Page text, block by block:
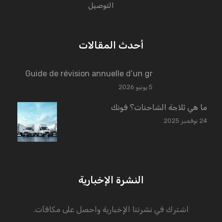
التوصيل
أحدث المقالات
Guide de révision annuelle d’un gr
5 يونيو 2026
ما هي ثلاجة الشاحنات؟ فونك
24 نوفمبر 2025
النشرة الإخبارية
اشترك في نشرتنا الإخبارية واحصل على مكافآت.